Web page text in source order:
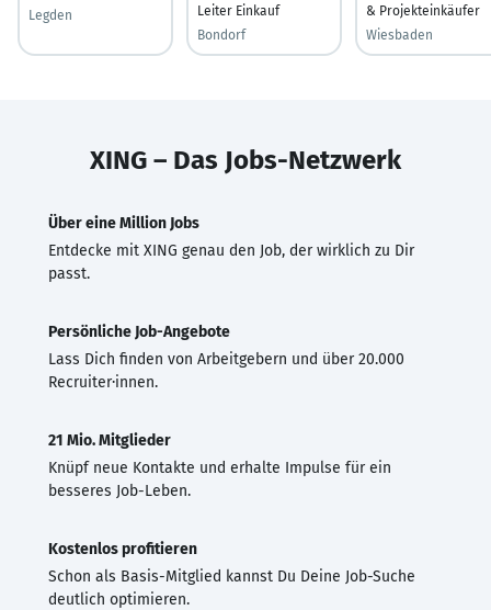
Legden
Leiter Einkauf
Bondorf
& Projekteinkäufer
Wiesbaden
XING – Das Jobs-Netzwerk
Über eine Million Jobs
Entdecke mit XING genau den Job, der wirklich zu Dir
passt.
Persönliche Job-Angebote
Lass Dich finden von Arbeitgebern und über 20.000
Recruiter·innen.
21 Mio. Mitglieder
Knüpf neue Kontakte und erhalte Impulse für ein
besseres Job-Leben.
Kostenlos profitieren
Schon als Basis-Mitglied kannst Du Deine Job-Suche
deutlich optimieren.